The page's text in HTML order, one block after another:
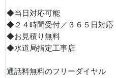
◆当日対応可能
◆２４時間受付／３６５日対応
◆お見積り無料
◆水道局指定工事店
通話料無料のフリーダイヤル